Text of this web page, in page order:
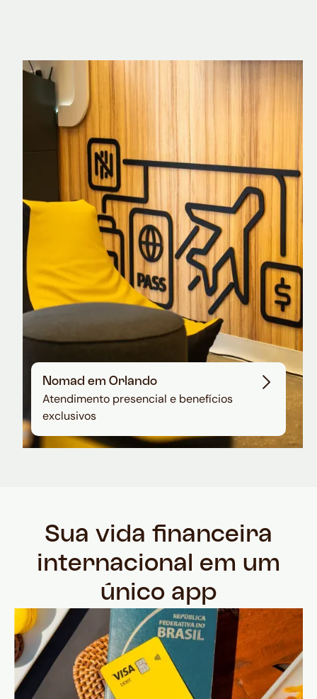
Nomad Explorer
Cartão de crédito brasileiro com cashback
em dólar
Nomad em Orlando
Atendimento presencial e benefícios
exclusivos
Sua vida financeira
internacional em um
único app